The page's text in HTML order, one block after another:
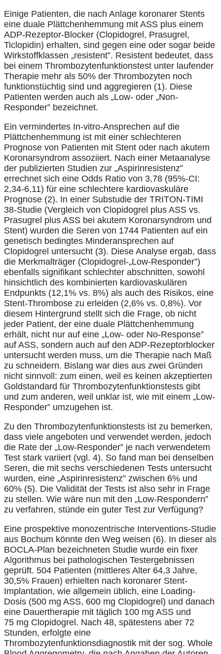
Einige Patienten, die nach Anlage koronarer Stents
eine duale Plättchenhemmung mit ASS plus einem
ADP-Rezeptor-Blocker (Clopidogrel, Prasugrel,
Ticlopidin) erhalten, sind gegen eine oder sogar beide
Wirkstoffklassen „resistent”. Resistent bedeutet, dass
bei einem Thrombozytenfunktionstest unter laufender
Therapie mehr als 50% der Thrombozyten noch
funktionstüchtig sind und aggregieren (1). Diese
Patienten werden auch als „Low- oder „Non-
Responder” bezeichnet.
Ein vermindertes In-vitro-Ansprechen auf die
Plättchenhemmung ist mit einer schlechteren
Prognose von Patienten mit Stent oder nach akutem
Koronarsyndrom assoziiert. Nach einer Metaanalyse
der publizierten Studien zur „Aspirinresistenz”
errechnet sich eine Odds Ratio von 3,78 (95%-CI:
2,34-6,11) für eine schlechtere kardiovaskuläre
Prognose (2). In einer Substudie der TRITON-TIMI
38-Studie (Vergleich von Clopidogrel plus ASS vs.
Prasugrel plus ASS bei akutem Koronarsyndrom und
Stent) wurden die Seren von 1744 Patienten auf ein
genetisch bedingtes Minderansprechen auf
Clopidogrel untersucht (3). Diese Analyse ergab, dass
die Merkmalträger (Clopidogrel-„Low-Responder”)
ebenfalls signifikant schlechter abschnitten, sowohl
hinsichtlich des kombinierten kardiovaskulären
Endpunkts (12,1% vs. 8%) als auch des Risikos, eine
Stent-Thrombose zu erleiden (2,6% vs. 0,8%). Vor
diesem Hintergrund stellt sich die Frage, ob nicht
jeder Patient, der eine duale Plättchenhemmung
erhält, nicht nur auf eine „Low- oder No-Response”
auf ASS, sondern auch auf den ADP-Rezeptorblocker
untersucht werden muss, um die Therapie nach Maß
zu schneidern. Bislang war dies aus zwei Gründen
nicht sinnvoll: zum einen, weil es keinen akzeptierten
Goldstandard für Thrombozytenfunktionstests gibt
und zum anderen, weil unklar ist, wie mit einem „Low-
Responder” umzugehen ist.
Zu den Thrombozytenfunktionstests ist zu bemerken,
dass viele angeboten und verwendet werden, jedoch
die Rate der „Low-Responder” je nach verwendetem
Test stark variiert (vgl. 4). So fand man bei denselben
Seren, die mit sechs verschiedenen Tests untersucht
wurden, eine „Aspirinresistenz” zwischen 6% und
60% (5). Die Validität der Tests ist also sehr in Frage
zu stellen. Wie wäre nun mit den „Low-Respondern”
zu verfahren, stünde ein guter Test zur Verfügung?
Eine prospektive monozentrische Interventions-Studie
aus Bochum könnte den Weg weisen (6). In dieser als
BOCLA-Plan bezeichneten Studie wurde ein fixer
Algorithmus bei pathologischen Testergebnissen
geprüft. 504 Patienten (mittleres Alter 64,3 Jahre,
30,5% Frauen) erhielten nach koronarer Stent-
Implantation, wie allgemein üblich, eine Loading-
Dosis (500 mg ASS, 600 mg Clopidogrel) und danach
eine Dauertherapie mit täglich 100 mg ASS und
75 mg Clopidogrel. Nach 48, spätestens aber 72
Stunden, erfolgte eine
Thrombozytenfunktionsdiagnostik mit der sog. Whole